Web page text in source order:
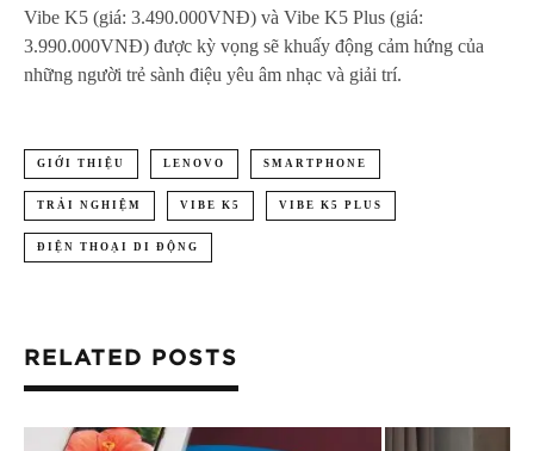
Vibe K5 (giá: 3.490.000VNĐ) và Vibe K5 Plus (giá:
3.990.000VNĐ) được kỳ vọng sẽ khuấy động cảm hứng của
những người trẻ sành điệu yêu âm nhạc và giải trí.
GIỚI THIỆU LENOVO SMARTPHONE
TRẢI NGHIỆM VIBE K5 VIBE K5 PLUS
ĐIỆN THOẠI DI ĐỘNG
RELATED POSTS